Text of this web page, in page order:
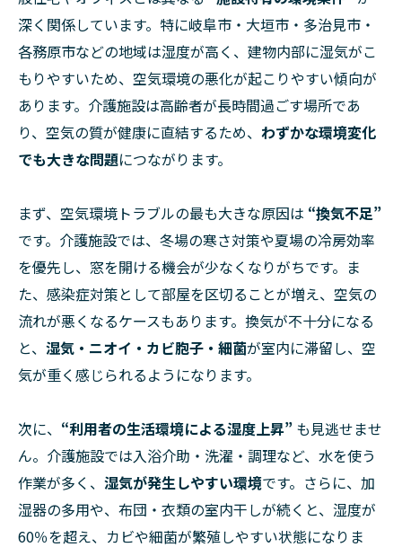
深く関係しています。特に岐阜市・大垣市・多治見市・
各務原市などの地域は湿度が高く、建物内部に湿気がこ
もりやすいため、空気環境の悪化が起こりやすい傾向が
あります。介護施設は高齢者が長時間過ごす場所であ
り、空気の質が健康に直結するため、 わずかな環境変化
でも大きな問題につながります。
まず、空気環境トラブルの最も大きな原因は “換気不足”
です。介護施設では、冬場の寒さ対策や夏場の冷房効率
を優先し、窓を開ける機会が少なくなりがちです。ま
た、感染症対策として部屋を区切ることが増え、空気の
流れが悪くなるケースもあります。換気が不十分になる
と、 湿気・ニオイ・カビ胞子・細菌が室内に滞留し、空
気が重く感じられるようになります。
次に、 “利用者の生活環境による湿度上昇” も見逃せませ
ん。介護施設では入浴介助・洗濯・調理など、水を使う
作業が多く、 湿気が発生しやすい環境です。さらに、加
湿器の多用や、布団・衣類の室内干しが続くと、湿度が
60％を超え、カビや細菌が繁殖しやすい状態になりま